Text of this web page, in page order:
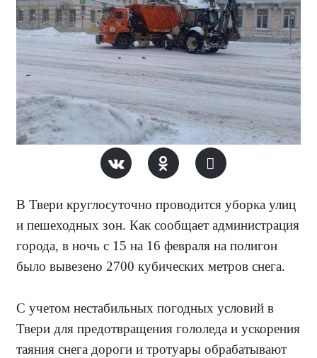
В Твери круглосуточно проводится уборка улиц
и пешеходных зон. Как сообщает администрация
города, в ночь с 15 на 16 февраля на полигон
было вывезено 2700 кубических метров снега.
С учетом нестабильных погодных условий в
Твери для предотвращения гололеда и ускорения
таяния снега дороги и тротуары обрабатывают